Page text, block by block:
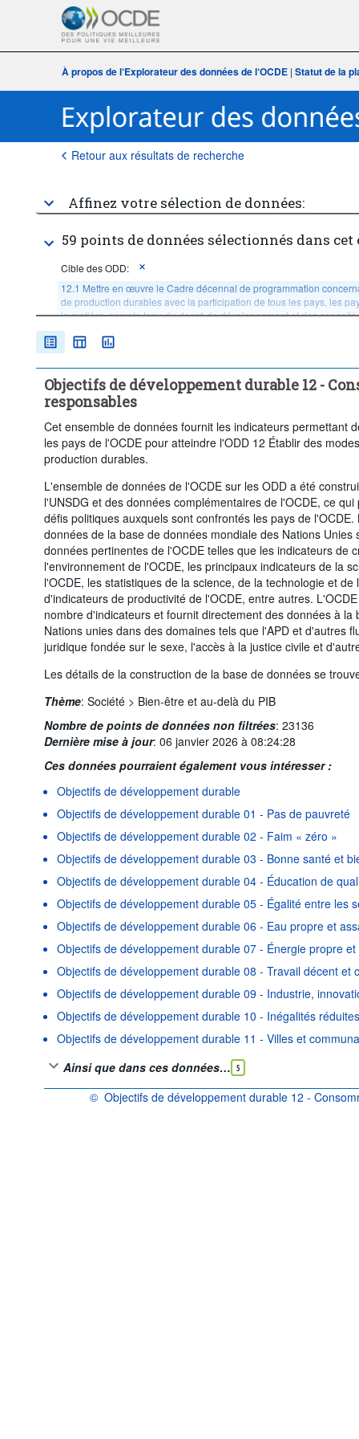
À propos de l‘Explorateur des données de l‘OCDE | Statut de la
Retour aux résultats de recherche
Affinez votre sélection de données:
59 points de données sélectionnés dans cet
Cible des ODD:
12.1 Mettre en œuvre le Cadre décennal de programmation
de production durables avec la participation de tous les pays, les
la matière, compte tenu du degré de développement et des
Âge:
Total
Quantile de revenue ou de richesse:
Total, national average,
Niveau de formation:
Total
Degré d'urbanisation:
Période temporelle:
Supprimer tout
Objectifs de développement durable 12 -
responsables
Cet ensemble de données fournit les indicateurs permettant
les pays de l'OCDE pour atteindre l'ODD 12 Établir des
production durables.
L'ensemble de données de l'OCDE sur les ODD a été
l'UNSDG et des données complémentaires de l'OCDE, ce
défis politiques auxquels sont confrontés les pays de
données de la base de données mondiale des Nations Unies
données pertinentes de l'OCDE telles que les indicateurs de
l'environnement de l'OCDE, les principaux indicateurs de la
l'OCDE, les statistiques de la science, de la technologie et
d'indicateurs de productivité de l'OCDE, entre autres.
nombre d'indicateurs et fournit directement des données à la
Nations unies dans des domaines tels que l'APD et d'autres
juridique fondée sur le sexe, l'accès à la justice civile et
Les détails de la construction de la base de données se
Thème: Société > Bien-être et au-delà du PIB
Nombre de points de données non filtrées: 23136
Dernière mise à jour: 06 janvier 2026 à 08:24:28
Ces données pourraient également vous intéresser :
Objectifs de développement durable
Objectifs de développement durable 01 - Pas de pauvreté
Objectifs de développement durable 02 - Faim « zéro »
Objectifs de développement durable 03 - Bonne santé et
Objectifs de développement durable 04 - Éducation de
Objectifs de développement durable 05 - Égalité entre les
Objectifs de développement durable 06 - Eau propre et
Objectifs de développement durable 07 - Énergie propre
Objectifs de développement durable 08 - Travail décent et
Objectifs de développement durable 09 - Industrie,
Objectifs de développement durable 10 - Inégalités réduites
Objectifs de développement durable 11 - Villes et
Ainsi que dans ces données… 5
© Objectifs de développement durable 12 -